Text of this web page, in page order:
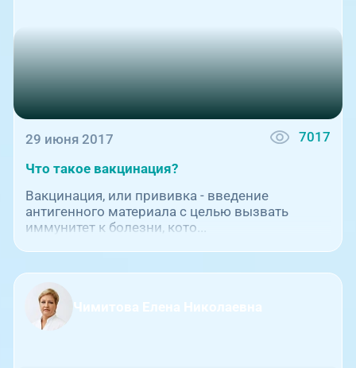
29 июня 2017 7017
Что такое вакцинация?
Вакцинация, или прививка - введение
антигенного материала с целью вызвать
иммунитет к болезни, кото...
Чимитова Елена Николаевна